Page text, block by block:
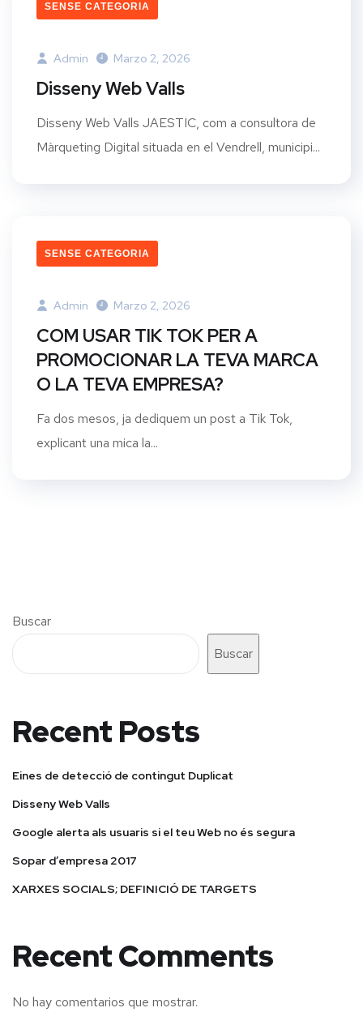
SENSE CATEGORIA
Admin Marzo 2, 2026
Disseny Web Valls
Disseny Web Valls JAESTIC, com a consultora de
Màrqueting Digital situada en el Vendrell, municipi...
SENSE CATEGORIA
Admin Marzo 2, 2026
COM USAR TIK TOK PER A
PROMOCIONAR LA TEVA MARCA
O LA TEVA EMPRESA?
Fa dos mesos, ja dediquem un post a Tik Tok,
explicant una mica la...
Buscar
Buscar
Recent Posts
Eines de detecció de contingut Duplicat
Disseny Web Valls
Google alerta als usuaris si el teu Web no és segura
Sopar d’empresa 2017
XARXES SOCIALS; DEFINICIÓ DE TARGETS
Recent Comments
No hay comentarios que mostrar.